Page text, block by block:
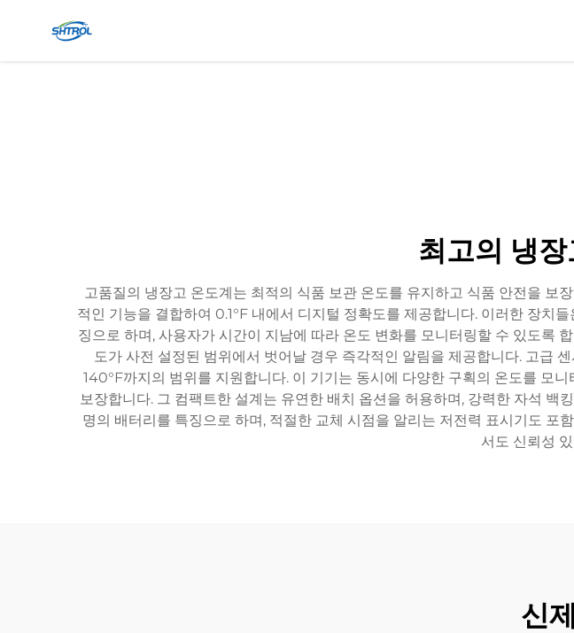
최고의 냉
고품질의 냉장고 온도계는 최적의 식품 보관 온도를 유지하고 식품 안전을 보
적인 기능을 결합하여 0.1°F 내에서 디지털 정확도를 제공합니다. 이러한 장치
징으로 하며, 사용자가 시간이 지남에 따라 온도 변화를 모니터링할 수 있도록
도가 사전 설정된 범위에서 벗어날 경우 즉각적인 알림을 제공합니다. 고급
140°F까지의 범위를 지원합니다. 이 기기는 동시에 다양한 구획의 온도를 모
보장합니다. 그 컴팩트한 설계는 유연한 배치 옵션을 허용하며, 강력한 자석
명의 배터리를 특징으로 하며, 적절한 교체 시점을 알리는 저전력 표시기도
서도 신뢰성
신